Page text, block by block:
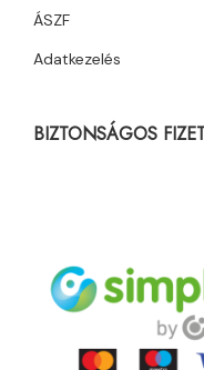
ÁSZF
Adatkezelés
BIZTONSÁGOS